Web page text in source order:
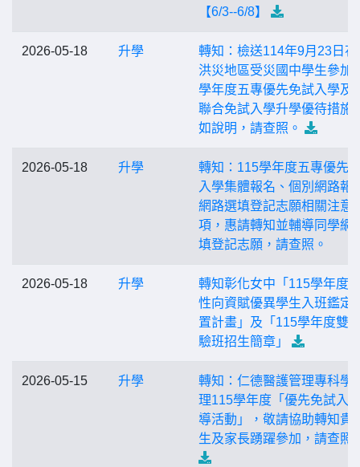
【6/3--6/8】
2026-05-18 升學
轉知：檢送114年9月23日花
洪災地區受災國中學生參加
學年度五專優先免試入學及
聯合免試入學升學優待措施
如說明，請查照。
2026-05-18 升學
轉知：115學年度五專優先
入學集體報名、個別網路報
網路選填登記志願相關注意
項，惠請轉知並輔導同學網
填登記志願，請查照。
2026-05-18 升學
轉知彰化女中「115學年度
性向資賦優異學生入班鑑定
置計畫」及「115學年度雙
驗班招生簡章」
2026-05-15 升學
轉知：仁德醫護管理專科學
理115學年度「優先免試入
導活動」，敬請協助轉知貴
生及家長踴躍參加，請查照